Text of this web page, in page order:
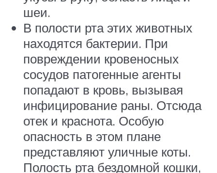
шеи.
В полости рта этих животных
находятся бактерии. При
повреждении кровеносных
сосудов патогенные агенты
попадают в кровь, вызывая
инфицирование раны. Отсюда
отек и краснота. Особую
опасность в этом плане
представляют уличные коты.
Полость рта бездомной кошки,